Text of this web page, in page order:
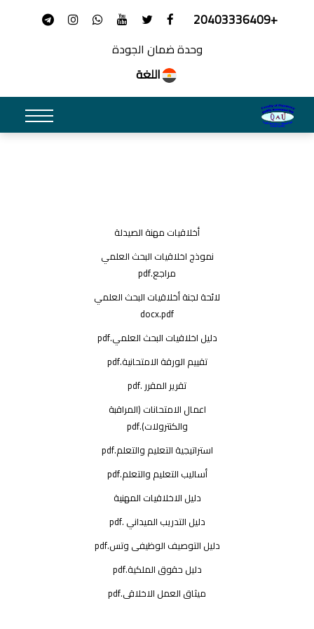
+20403336409
وحدة ضمان الجودة
اللغة
أخلاقيات مهنة الصيدلة
نموذج اخلاقيات البحث العلمي
مراجع.pdf
لائحة لجنة أخلاقيات البحث العلمي
docx.pdf
دليل اخلاقيات البحث العلمي.pdf
تقييم الورقة الامتحانية.pdf
تقرير المقرر .pdf
اعمال الامتحانات (المراقبة
والكنترولات).pdf
استراتيجية التعليم والتعلم.pdf
أساليب التعليم والتعلم.pdf
دليل الاخلاقيات المهنية
دليل التدريب الميداني .pdf
دليل التوصيف الوظيفى وتس.pdf
دليل حقوق الملكية.pdf
ميثاق العمل الاخلاقى.pdf